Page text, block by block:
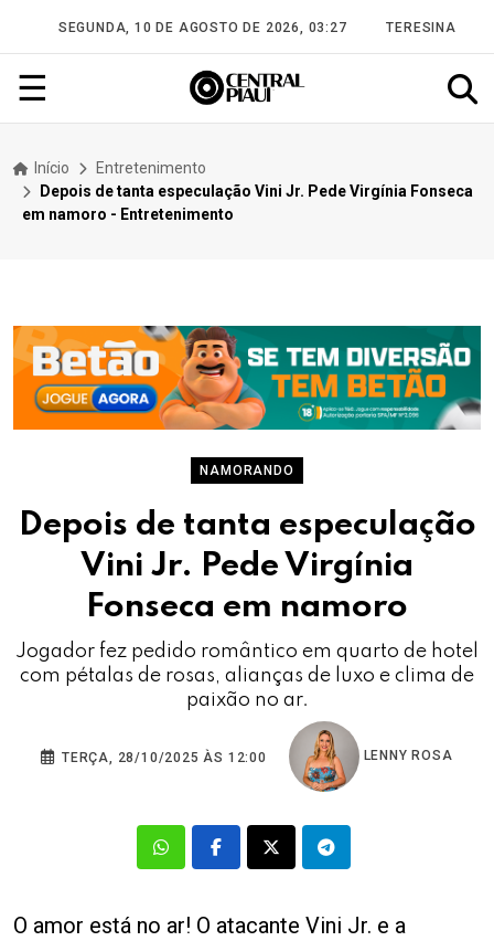
SEGUNDA, 10 DE AGOSTO DE 2026, 03:27 TERESINA
☰
Início
Entretenimento
Depois de tanta especulação Vini Jr. Pede Virgínia Fonseca
em namoro - Entretenimento
NAMORANDO
Depois de tanta especulação
Vini Jr. Pede Virgínia
Fonseca em namoro
Jogador fez pedido romântico em quarto de hotel
com pétalas de rosas, alianças de luxo e clima de
paixão no ar.
TERÇA, 28/10/2025 ÀS 12:00 LENNY ROSA
O amor está no ar! O atacante Vini Jr. e a